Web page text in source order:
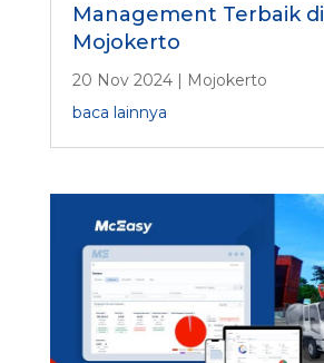
Management Terbaik di
Mojokerto
20 Nov 2024| Mojokerto
baca lainnya